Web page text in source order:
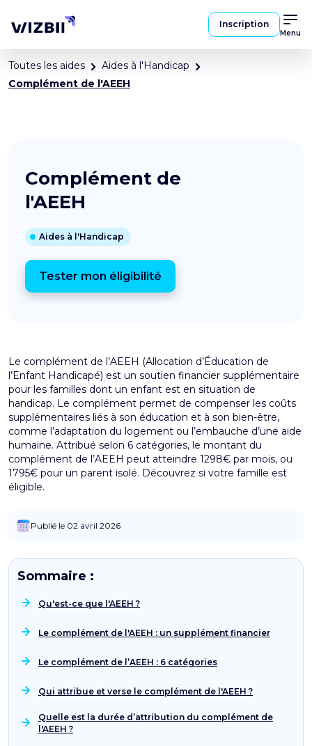
Inscription
Menu
Toutes les aides
Aides à l'Handicap
Complément de l'AEEH
Complément de
l'AEEH
Aides à l'Handicap
Tester mon éligibilité
Le complément de l’AEEH (Allocation d’Éducation de
l’Enfant Handicapé) est un soutien financier supplémentaire
pour les familles dont un enfant est en situation de
handicap. Le complément permet de compenser les coûts
supplémentaires liés à son éducation et à son bien-être,
comme l’adaptation du logement ou l’embauche d’une aide
humaine. Attribué selon 6 catégories, le montant du
complément de l’AEEH peut atteindre 1298€ par mois, ou
1795€ pour un parent isolé. Découvrez si votre famille est
éligible.
Publié le 02 avril 2026
Sommaire :
Qu'est-ce que l'AEEH ?
Le complément de l'AEEH : un supplément financier
Le complément de l’AEEH : 6 catégories
Qui attribue et verse le complément de l'AEEH ?
Quelle est la durée d’attribution du complément de
l'AEEH ?